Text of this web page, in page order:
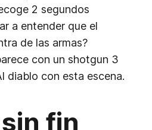
2 segundos
a entender que el
de las armas?
con un shotgun 3
diablo con esta escena.
fin